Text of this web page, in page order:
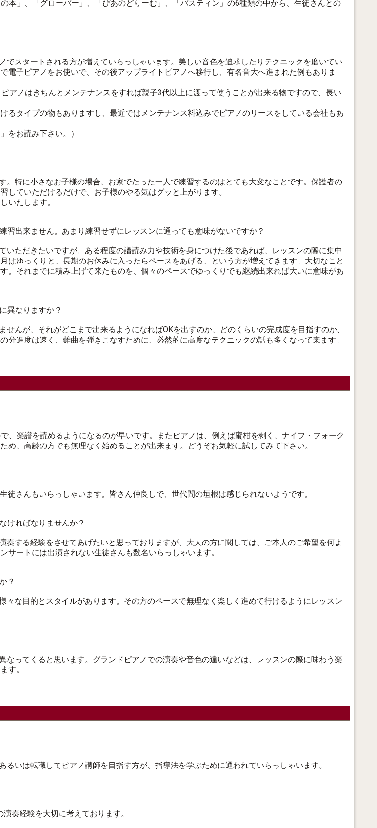
本」、「グローバー」、「ぴあのどりーむ」、「バスティン」の6種類の中から、生徒さんとの
スタートされる方が増えていらっしゃいます。美しい音色を追求したりテクニックを磨いてい
電子ピアノをお使いで、その後アップライトピアノへ移行し、有名音大へ進まれた例もありま
アノはきちんとメンテナンスをすれば親子3代以上に渡って使うことが出来る物ですので、長い
るタイプの物もありますし、最近ではメンテナンス料込みでピアノのリースをしている会社もあ
をお読み下さい。）
特に小さなお子様の場合、お家でたった一人で練習するのはとても大変なことです。保護者の
ていただけるだけで、お子様のやる気はグッと上がります。
いたします。
出来ません。あまり練習せずにレッスンに通っても意味がないですか？
ただきたいですが、ある程度の譜読み力や技術を身につけた後であれば、レッスンの際に集中
はゆっくりと、長期のお休みに入ったらペースをあげる、という方が増えてきます。大切なこと
。それまでに積み上げて来たものを、個々のペースでゆっくりでも継続出来れば大いに意味があ
異なりますか？
んが、それがどこまで出来るようになればOKを出すのか、どのくらいの完成度を目指すのか、
進度は速く、難曲を弾きこなすために、必然的に高度なテクニックの話も多くなって来ます。
、楽譜を読めるようになるのが早いです。またピアノは、例えば蜜柑を剥く、ナイフ・フォーク
、高齢の方でも無理なく始めることが出来ます。どうぞお気軽に試してみて下さい。
さんもいらっしゃいます。皆さん仲良しで、世代間の垣根は感じられないようです。
ければなりませんか？
する経験をさせてあげたいと思っておりますが、大人の方に関しては、ご本人のご希望を何よ
ートには出演されない生徒さんも数名いらっしゃいます。
？
な目的とスタイルがあります。その方のペースで無理なく楽しく進めて行けるようにレッスン
ってくると思います。グランドピアノでの演奏や音色の違いなどは、レッスンの際に味わう楽
す。
いは転職してピアノ講師を目指す方が、指導法を学ぶために通われていらっしゃいます。
奏経験を大切に考えております。